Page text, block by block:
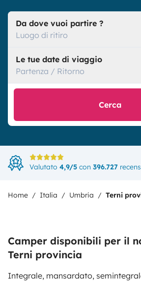
Da dove vuoi partire ?
Luogo di ritiro
Le tue date di viaggio
Partenza / Ritorno
Cerca
Valutato 4,9/5 con 396.727
Home Italia Umbria Terni
Camper disponibili per il
Terni provincia
Integrale, mansardato,